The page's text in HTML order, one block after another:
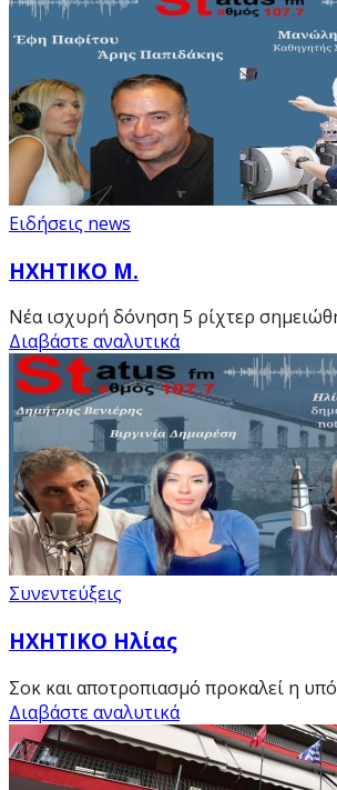
Ειδήσεις news
ΗΧΗΤΙΚΟ Μ.
Νέα ισχυρή δόνηση 5 ρίχτερ
Διαβάστε αναλυτικά
Συνεντεύξεις
HXHTIKO Ηλίας
Σοκ και αποτροπιασμό προκαλεί η
Διαβάστε αναλυτικά